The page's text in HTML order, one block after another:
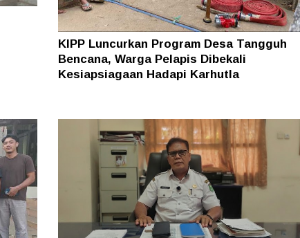
KIPP Luncurkan Program Desa Tangguh
Bencana, Warga Pelapis Dibekali
Kesiapsiagaan Hadapi Karhutla